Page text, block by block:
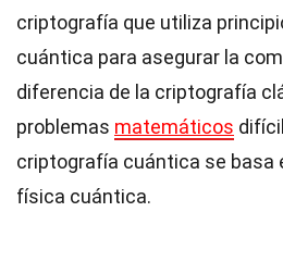
criptografía que utiliza
cuántica para asegurar la
diferencia de la criptografía
problemas matemáticos
criptografía cuántica se basa
física cuántica.